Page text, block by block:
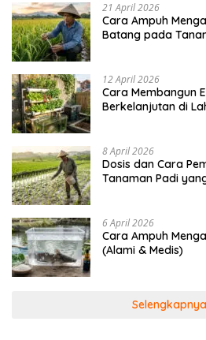
21 April 2026
Cara Ampuh
Batang pada
12 April 2026
Cara Membangun
Berkelanjutan di
8 April 2026
Dosis dan Cara
Tanaman Padi
6 April 2026
Cara Ampuh
(Alami & Medis)
Selengkapnya